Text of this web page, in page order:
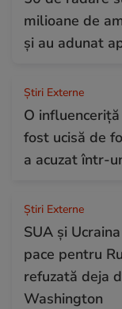
milioane de
și au adunat
Știri Externe
O
fost ucisă de
a acuzat într-
Știri Externe
SUA și
pace pentru
refuzată deja
Washington